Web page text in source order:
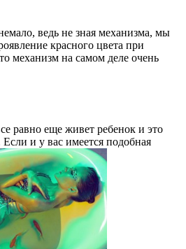
ведь не зная механизма, мы
красного цвета при
механизм на самом деле очень
равно еще живет ребенок и это
и у вас имеется подобная